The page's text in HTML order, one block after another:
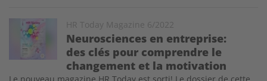
HR Today Magazine 6/2022
Neurosciences en entreprise:
des clés pour comprendre le
changement et la motivation
Image